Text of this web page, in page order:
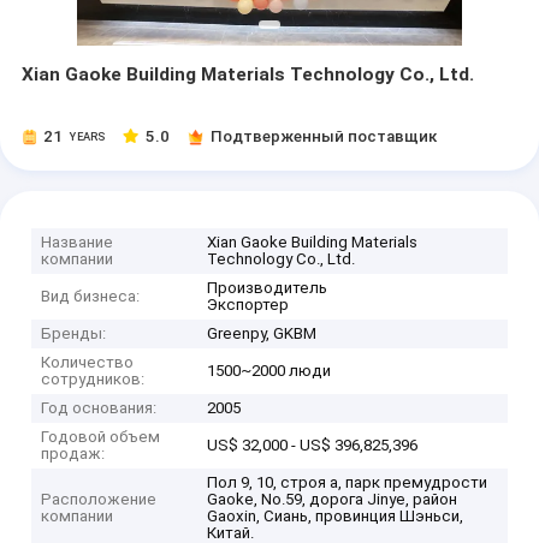
Xian Gaoke Building Materials Technology Co., Ltd.
21 YEARS 5.0 Подтверженный поставщик
Название
компании
Xian Gaoke Building Materials
Technology Co., Ltd.
Вид бизнеса:
Производитель
Экспортер
Бренды:
Greenpy, GKBM
Количество
сотрудников:
1500~2000 люди
Год основания:
2005
Годовой объем
продаж:
US$ 32,000 - US$ 396,825,396
Расположение
компании
Пол 9, 10, строя a, парк премудрости
Gaoke, No.59, дорога Jinye, район
Gaoxin, Сиань, провинция Шэньси,
Китай.